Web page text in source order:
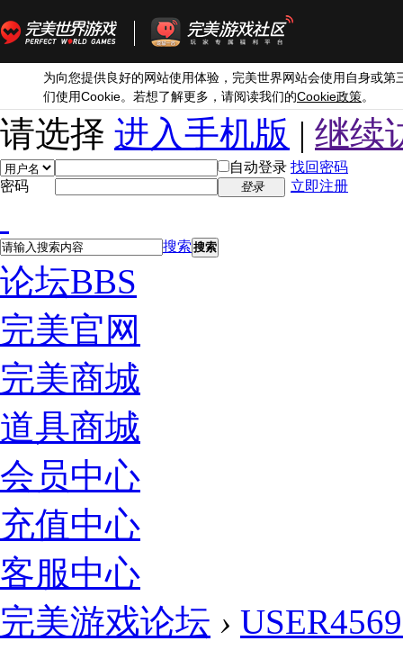
为向您提供良好的网站使用体验，完美世界网站会使用自身或第
们使用Cookie。若想了解更多，请阅读我们的Cookie政策。
请选择 进入手机版 | 继续
自动登录 找回密码
密码
登录 立即注册
搜索 搜索
论坛BBS
完美官网
完美商城
道具商城
会员中心
充值中心
客服中心
完美游戏论坛 ›